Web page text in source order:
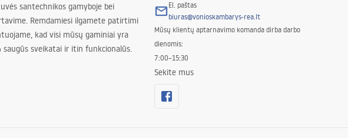
santechnikos gamyboje bei
Remdamiesi ilgamete patirtimi
kad visi mūsų gaminiai yra
saugūs sveikatai ir itin funkcionalūs.
El. paštas
biuras@vonioskambarys-rea.lt
Mūsų klientų aptarnavimo komanda dirba darbo
dienomis:
7:00–15:30
Sekite mus